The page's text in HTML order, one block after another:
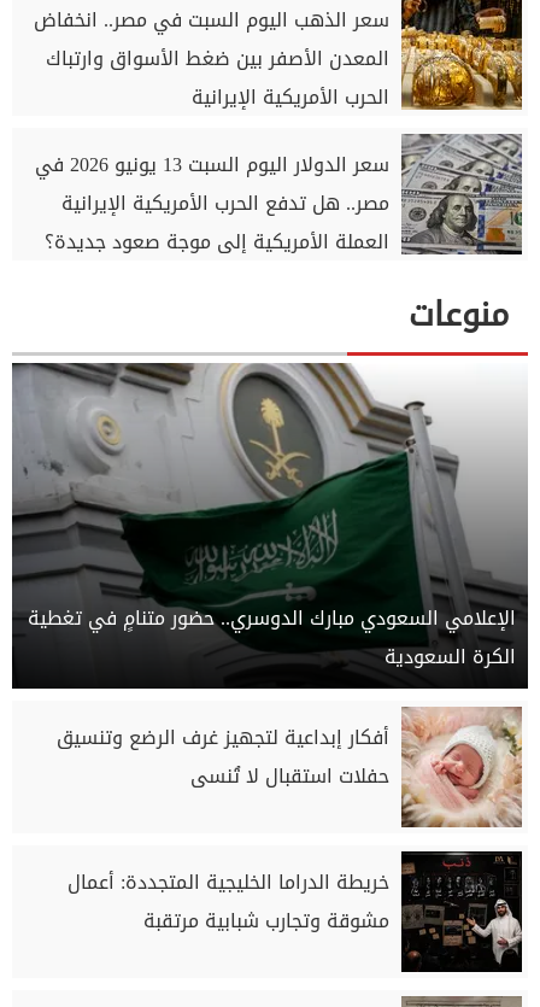
سعر الذهب اليوم السبت في مصر.. انخفاض
المعدن الأصفر بين ضغط الأسواق وارتباك
الحرب الأمريكية الإيرانية
سعر الدولار اليوم السبت 13 يونيو 2026 في
مصر.. هل تدفع الحرب الأمريكية الإيرانية
العملة الأمريكية إلى موجة صعود جديدة؟
منوعات
الإعلامي السعودي مبارك الدوسري.. حضور متنامٍ في تغطية
الكرة السعودية
أفكار إبداعية لتجهيز غرف الرضع وتنسيق
حفلات استقبال لا تُنسى
خريطة الدراما الخليجية المتجددة: أعمال
مشوقة وتجارب شبابية مرتقبة